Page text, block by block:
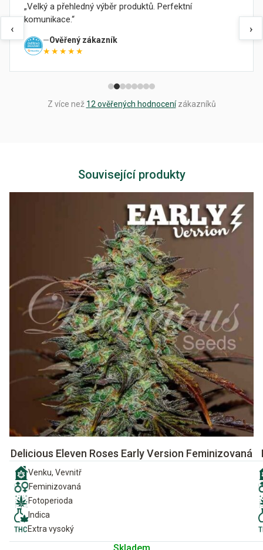
‹
Velký a přehledný výběr produktů. Perfektní
komunikace.
Ověřený zákazník
★★★★★
›
Z více než 12 ověřených hodnocenízákazníků
Související produkty
Delicious Eleven Roses Early Version Feminizovaná
Venku, Vevnitř
Feminizovaná
Fotoperioda
Indica
Extra vysoký